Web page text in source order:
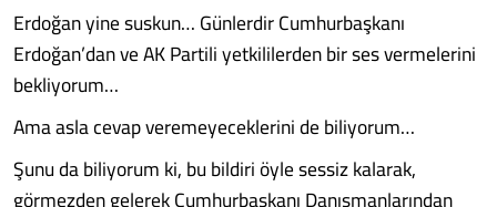
Erdoğan yine suskun… Günlerdir Cumhurbaşkanı
Erdoğan’dan ve AK Partili yetkililerden bir ses vermelerini
bekliyorum…
Ama asla cevap veremeyeceklerini de biliyorum…
Şunu da biliyorum ki, bu bildiri öyle sessiz kalarak,